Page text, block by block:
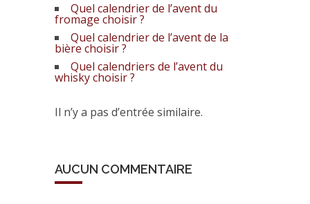
Quel calendrier de l’avent du
fromage choisir ?
Quel calendrier de l’avent de la
bière choisir ?
Quel calendriers de l’avent du
whisky choisir ?
Il n’y a pas d’entrée similaire.
AUCUN COMMENTAIRE